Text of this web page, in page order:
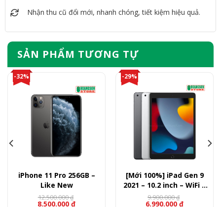
Nhận thu cũ đổi mới, nhanh chóng, tiết kiệm hiệu quả.
SẢN PHẨM TƯƠNG TỰ
-32%
iPhone 11 Pro 256GB –
Like New
8.500.000 ₫
12.500.000₫
-29%
[Mới 100%] iPad Gen 9
2021 – 10.2 inch – WiFi –
64GB
6.990.000 ₫
9.900.000₫